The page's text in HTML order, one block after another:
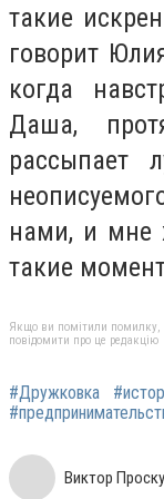
такие
говорит
когда
Даша,
рассыпает
нами, и мне
такие
Якщо ви помітили помилку,
повідомити про це редакцію
#Дружковка
Виктор